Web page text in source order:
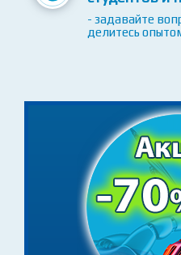
Доступ к
студентов и